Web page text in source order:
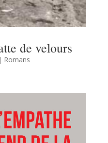
de velours
Romans